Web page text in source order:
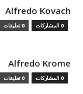
Alfredo Kovach
0 المشاركات 0 تعليقات
Alfredo Krome
0 المشاركات 0 تعليقات